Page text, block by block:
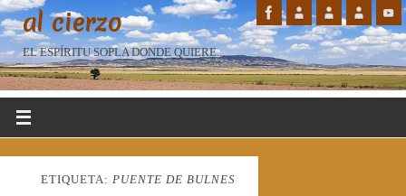
al cierzo
EL ESPÍRITU SOPLA DONDE QUIERE...
ETIQUETA: PUENTE DE BULNES